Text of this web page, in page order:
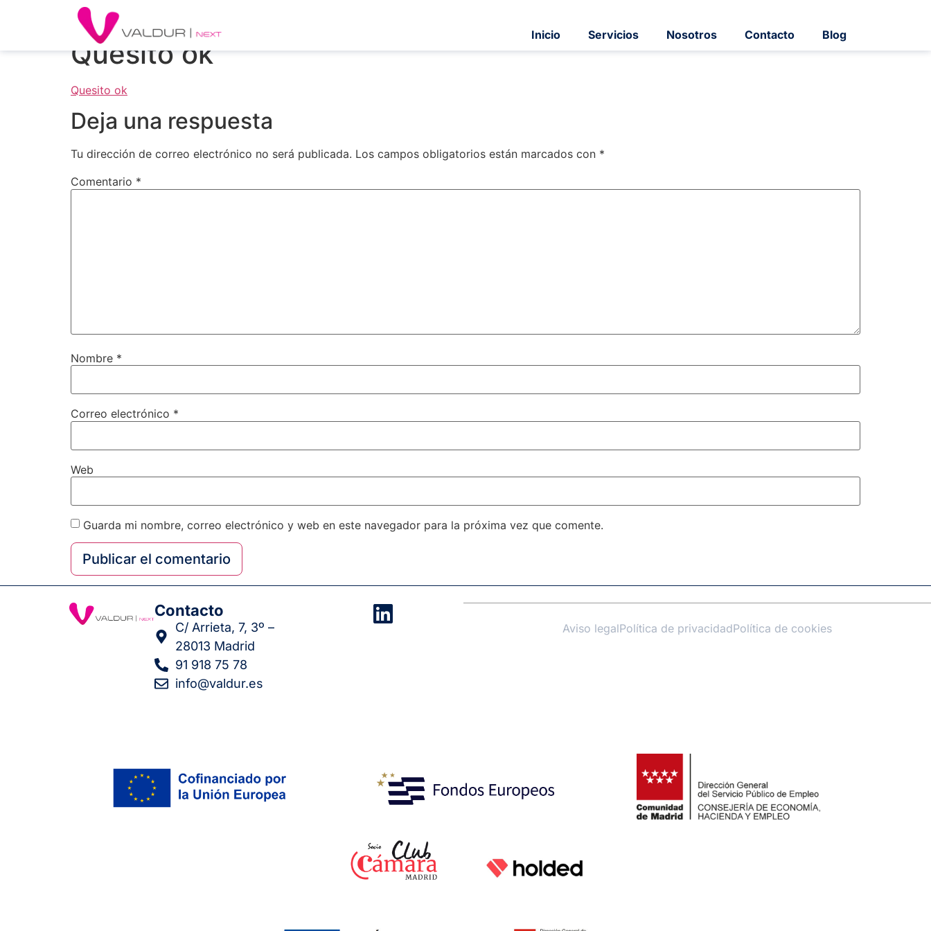
Inicio Servicios Nosotros Contacto Blog
Quesito ok
Quesito ok
Deja una respuesta
Tu dirección de correo electrónico no será publicada. Los campos obligatorios están marcados con *
Comentario *
Nombre *
Correo electrónico *
Web
Guarda mi nombre, correo electrónico y web en este navegador para la próxima vez que comente.
Contacto
C/ Arrieta, 7, 3º –
28013 Madrid
91 918 75 78
info@valdur.es
Aviso legalPolítica de privacidadPolítica de cookies